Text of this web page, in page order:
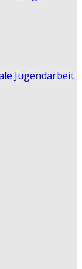
Jugendarbeit